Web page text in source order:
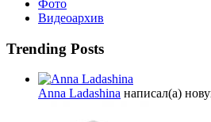
Фото
Видеоархив
Trending Posts
Anna Ladashina написал(а)